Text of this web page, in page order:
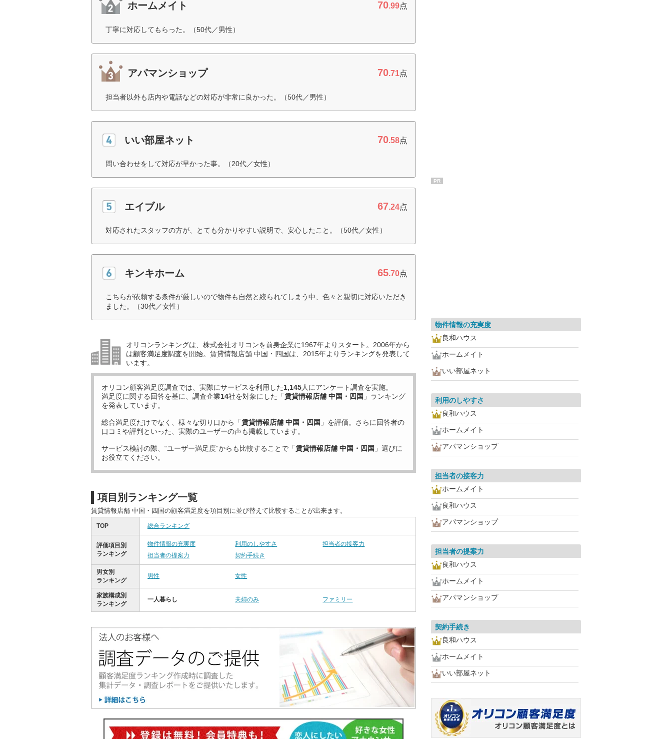
ホームメイト 70.99点
丁寧に対応してもらった。（50代／男性）
アパマンショップ 70.71点
担当者以外も店内や電話などの対応が非常に良かった。（50代／男性）
いい部屋ネット 70.58点
問い合わせをして対応が早かった事。（20代／女性）
エイブル 67.24点
対応されたスタッフの方が、とても分かりやすい説明で、安心したこと。（50代／女性）
キンキホーム 65.70点
こちらが依頼する条件が厳しいので物件も自然と絞られてしまう中、色々と親切に対応いただき
ました。（30代／女性）
オリコンランキングは、株式会社オリコンを前身企業に1967年よりスタート。2006年から
は顧客満足度調査を開始。賃貸情報店舗 中国・四国は、2015年よりランキングを発表して
います。
オリコン顧客満足度調査では、実際にサービスを利用した1,145人にアンケート調査を実施。
満足度に関する回答を基に、調査企業14社を対象にした「賃貸情報店舗 中国・四国 」ランキング
を発表しています。
総合満足度だけでなく、様々な切り口から「賃貸情報店舗 中国・四国 」を評価。さらに回答者の
口コミや評判といった、実際のユーザーの声も掲載しています。
サービス検討の際、“ユーザー満足度”からも比較することで「賃貸情報店舗 中国・四国 」選びに
お役立てください。
項目別ランキング一覧
賃貸情報店舗 中国・四国の顧客満足度を項目別に並び替えて比較することが出来ます。
TOP 総合ランキング
評価項目別
ランキング
物件情報の充実度 利用のしやすさ
担当者の接客力
担当者の提案力
契約手続き
男女別
ランキング
男性 女性
家族構成別
ランキング
一人暮らし 夫婦のみ ファミリー
PR
物件情報の充実度
良和ハウス
ホームメイト
いい部屋ネット
利用のしやすさ
良和ハウス
ホームメイト
アパマンショップ
担当者の接客力
ホームメイト
良和ハウス
アパマンショップ
担当者の提案力
良和ハウス
ホームメイト
アパマンショップ
契約手続き
良和ハウス
ホームメイト
いい部屋ネット